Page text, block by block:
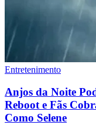
Entretenimento
Anjos da Noite
Reboot e Fãs
Como Selene